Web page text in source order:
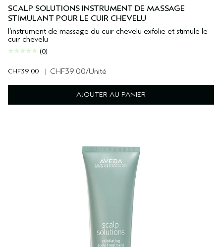
SCALP SOLUTIONS INSTRUMENT DE MASSAGE
STIMULANT POUR LE CUIR CHEVELU
l’instrument de massage du cuir chevelu exfolie et stimule le
cuir chevelu
(0)
CHF39.00 | CHF39.00/Unité
AJOUTER AU PANIER